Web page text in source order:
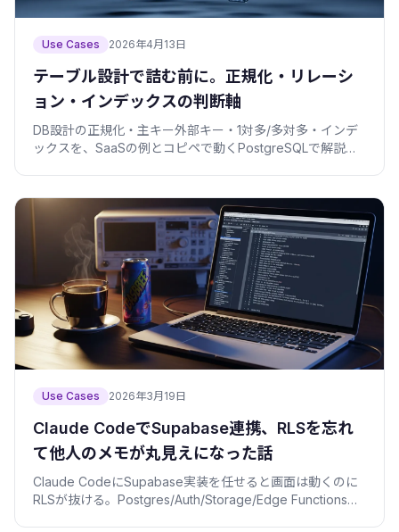
Use Cases 2026年4月13日
テーブル設計で詰む前に。正規化・リレーシ
ョン・インデックスの判断軸
DB設計の正規化・主キー外部キー・1対多/多対多・インデ
ックスを、SaaSの例とコピペで動くPostgreSQLで解説。
Use Cases 2026年3月19日
Claude CodeでSupabase連携、RLSを忘れ
て他人のメモが丸見えになった話
Claude CodeにSupabase実装を任せると画面は動くのに
RLSが抜ける。Postgres/Auth/Storage/Edge Functionsを